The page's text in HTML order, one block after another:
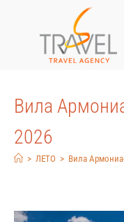
Вила
2026
> ЛЕТО > Вила